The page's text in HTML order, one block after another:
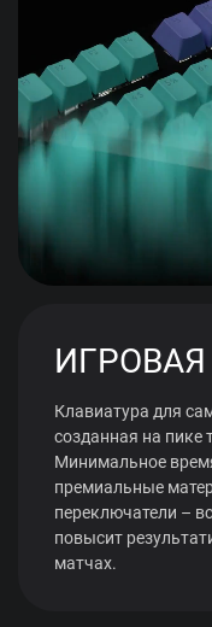
Клавиатура для
созданная на пике
Минимальное
премиальные
переключатели –
повысит
матчах.